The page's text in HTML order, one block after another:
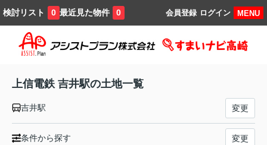
検討リスト 0 最近見た物件 0 MENU
ログイン
会員登録
上信電鉄 吉井駅の土地一覧
吉井駅 変更
条件から探す 変更